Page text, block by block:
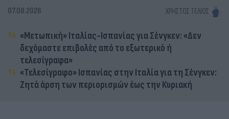
07.08.2026 ΧΡΉΣΤΟΣ ΤΈΛΙΟΣ
«Μετωπική» Ιταλίας-Ισπανίας για Σένγκεν: «Δεν
δεχόμαστε επιβολές από το εξωτερικό ή
τελεσίγραφα»
«Τελεσίγραφο» Ισπανίας στην Ιταλία για τη Σένγκεν:
Ζητά άρση των περιορισμών έως την Κυριακή